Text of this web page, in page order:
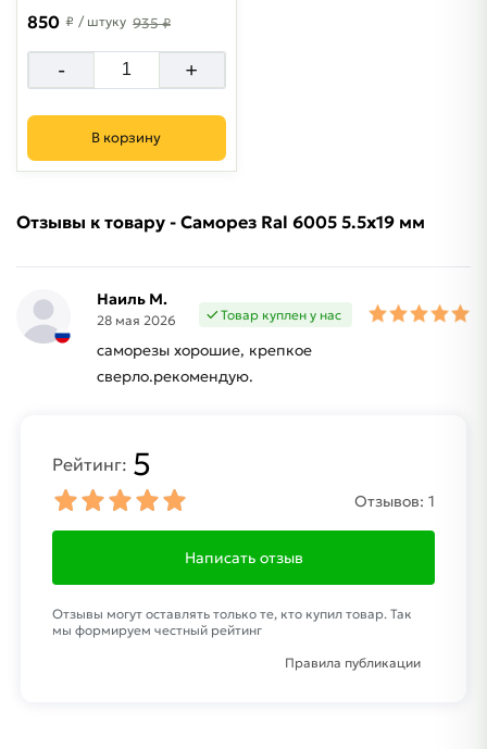
850 ₽ / штуку 935 ₽
- +
В корзину
Отзывы к товару - Саморез Ral 6005 5.5х19 мм
Наиль М.
28 мая 2026 Товар куплен у нас
саморезы хорошие, крепкое
сверло.рекомендую.
Рейтинг: 5
Отзывов: 1
Написать отзыв
Отзывы могут оставлять только те, кто купил товар. Так
мы формируем честный рейтинг
Правила публикации